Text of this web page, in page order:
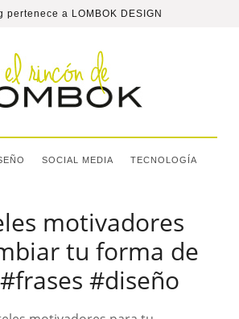
pertenece a LOMBOK DESIGN
SOCIAL MEDIA TECNOLOGÍA
motivadores
tu forma de
#diseño